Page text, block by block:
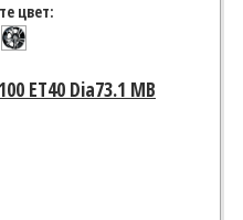
цвет:
ET40 Dia73.1 MB